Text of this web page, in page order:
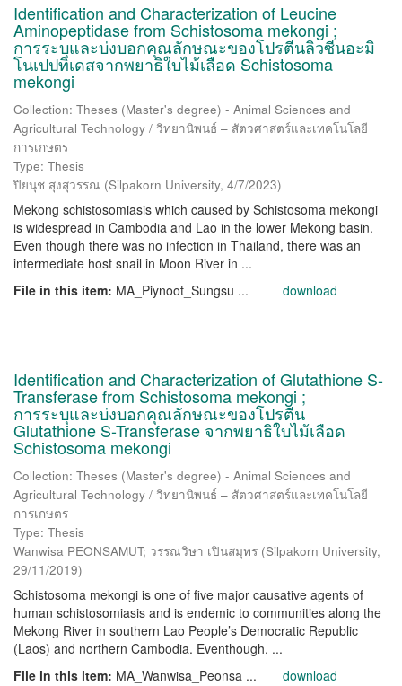
Identification and Characterization of Leucine
Aminopeptidase from Schistosoma mekongi ;
การระบุและบ่งบอกคุณลักษณะของโปรตีนลิวซีนอะมิ
โนเปปทิเดสจากพยาธิใบไม้เลือด Schistosoma
mekongi
Collection: Theses (Master's degree) - Animal Sciences and
Agricultural Technology / วิทยานิพนธ์ – สัตวศาสตร์และเทคโนโลยี
การเกษตร
Type: Thesis
ปิยนุช สุงสุวรรณ (Silpakorn University, 4/7/2023)
Mekong schistosomiasis which caused by Schistosoma mekongi
is widespread in Cambodia and Lao in the lower Mekong basin.
Even though there was no infection in Thailand, there was an
intermediate host snail in Moon River in ...
File in this item: MA_Piynoot_Sungsu ... download
Identification and Characterization of Glutathione S-
Transferase from Schistosoma mekongi ;
การระบุและบ่งบอกคุณลักษณะของโปรตีน
Glutathione S-Transferase จากพยาธิใบไม้เลือด
Schistosoma mekongi
Collection: Theses (Master's degree) - Animal Sciences and
Agricultural Technology / วิทยานิพนธ์ – สัตวศาสตร์และเทคโนโลยี
การเกษตร
Type: Thesis
Wanwisa PEONSAMUT; วรรณวิษา เปินสมุทร (Silpakorn University,
29/11/2019)
Schistosoma mekongi is one of five major causative agents of
human schistosomiasis and is endemic to communities along the
Mekong River in southern Lao People’s Democratic Republic
(Laos) and northern Cambodia. Eventhough, ...
File in this item: MA_Wanwisa_Peonsa ... download